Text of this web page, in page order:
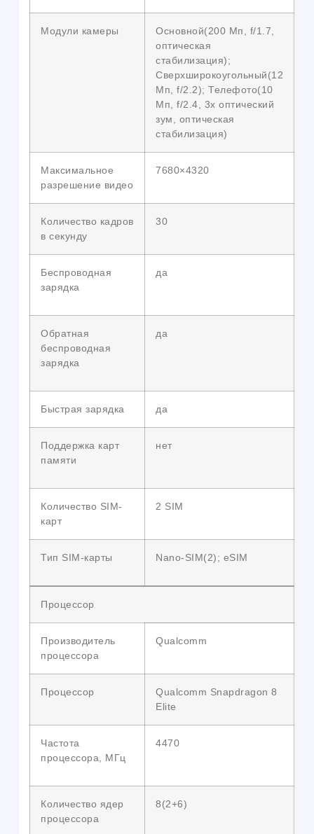
Модули камеры
Основной(200 Мп, f/1.7,
оптическая
стабилизация);
Сверхширокоугольный(12
Мп, f/2.2); Телефото(10
Мп, f/2.4, 3x оптический
зум, оптическая
стабилизация)
Максимальное
разрешение видео
7680×4320
Количество кадров
в секунду
30
Беспроводная
зарядка
да
Обратная
беспроводная
зарядка
да
Быстрая зарядка да
Поддержка карт
памяти
нет
Количество SIM-
карт
2 SIM
Тип SIM-карты Nano-SIM(2); eSIM
Процессор
Производитель
процессора
Qualcomm
Процессор
Qualcomm Snapdragon 8
Elite
Частота
процессора, МГц
4470
Количество ядер
процессора
8(2+6)